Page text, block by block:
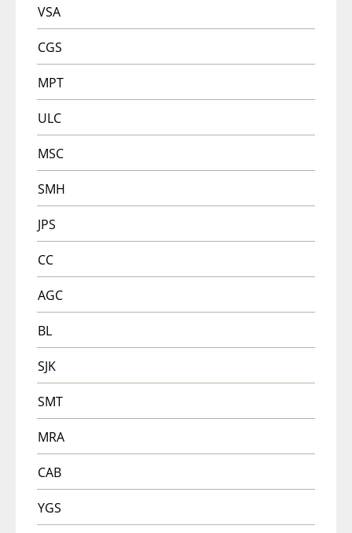
VSA
CGS
MPT
ULC
MSC
SMH
JPS
CC
AGC
BL
SJK
SMT
MRA
CAB
YGS